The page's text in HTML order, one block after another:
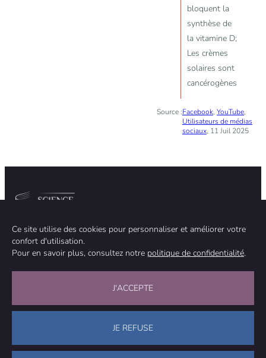
Ce site utilise des cookies pour personnaliser et améliorer votre
confort d'utilisation.
Pour en savoir plus, consultez notre politique de confidentialité.
J'ACCEPTE
JE REFUSE
bloquent la
synthèse de
la vitamine D;
Les crèmes
solaires sont
cancérogènes
Source :Facebook, YouTube,
Utilisateurs de médias
sociaux, 11 Juil 2025
Communauté
ÉQUIPE
MÉTHODOLOGIE
Organisation
FINANCEMENT
NOUS SOUTENIR
Science Feedback – Ce travail est sous licence Creative Commons